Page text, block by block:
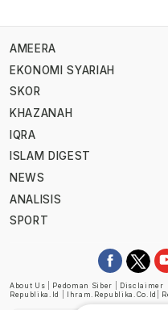
AMEERA
EKONOMI SYARIAH
SKOR
KHAZANAH
IQRA
ISLAM DIGEST
NEWS
ANALISIS
SPORT
About Us Pedoman Siber
Disclaimer
Republika.id
Ihram.republika.co.id